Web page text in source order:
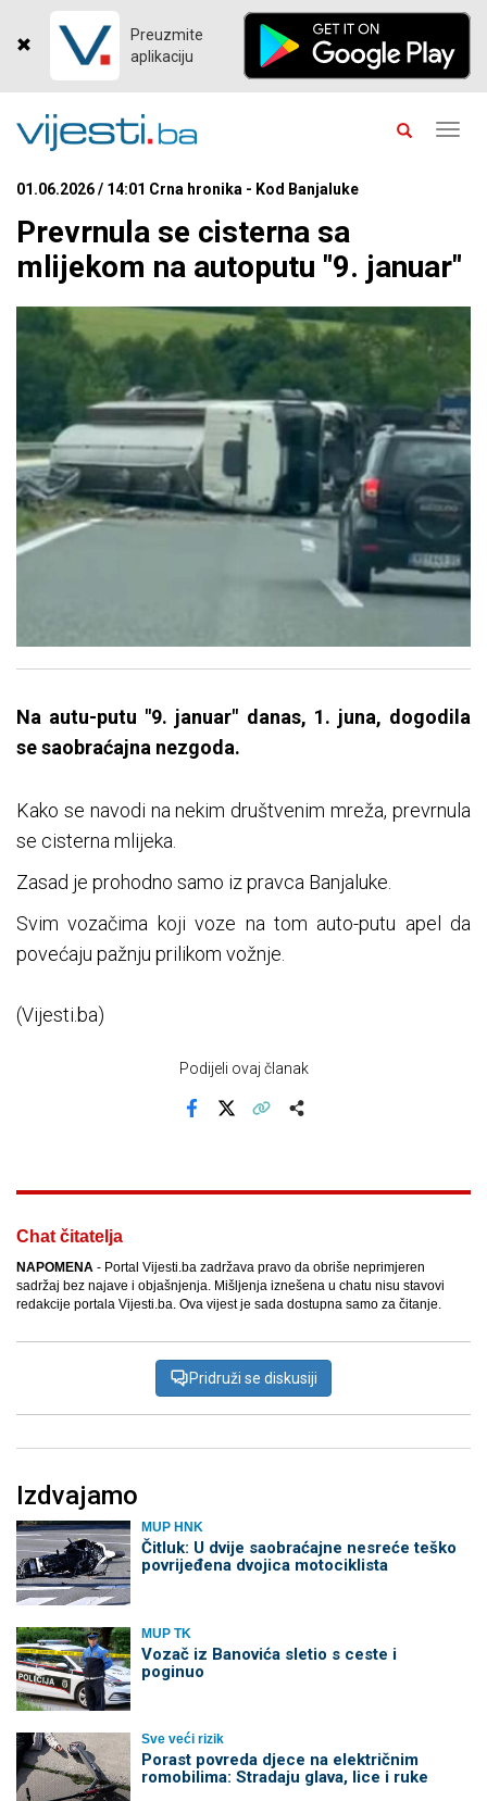
Preuzmite
aplikaciju
01.06.2026 / 14:01 Crna hronika - Kod Banjaluke
Prevrnula se cisterna sa
mlijekom na autoputu "9. januar"
Na autu-putu "9. januar" danas, 1. juna, dogodila
se saobraćajna nezgoda.
Kako se navodi na nekim društvenim mreža, prevrnula
se cisterna mlijeka.
Zasad je prohodno samo iz pravca Banjaluke.
Svim vozačima koji voze na tom auto-putu apel da
povećaju pažnju prilikom vožnje.
(Vijesti.ba)
Podijeli ovaj članak
Chat čitatelja
NAPOMENA - Portal Vijesti.ba zadržava pravo da obriše neprimjeren
sadržaj bez najave i objašnjenja. Mišljenja iznešena u chatu nisu stavovi
redakcije portala Vijesti.ba. Ova vijest je sada dostupna samo za čitanje.
Pridruži se diskusiji
Izdvajamo
MUP HNK
Čitluk: U dvije saobraćajne nesreće teško
povrijeđena dvojica motociklista
MUP TK
Vozač iz Banovića sletio s ceste i
poginuo
Sve veći rizik
Porast povreda djece na električnim
romobilima: Stradaju glava, lice i ruke